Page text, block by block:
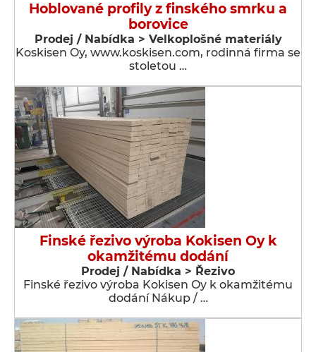
Hoblované profily z finského smrku a
borovice
Prodej / Nabídka > Velkoplošné materiály
Koskisen Oy, www.koskisen.com, rodinná firma se
stoletou …
Finské řezivo výroba Kokisen Oy k
okamžitému dodání
Prodej / Nabídka > Řezivo
Finské řezivo výroba Kokisen Oy k okamžitému
dodání Nákup / …